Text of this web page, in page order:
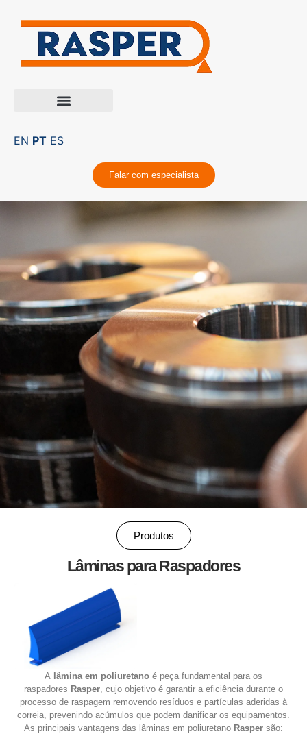
EN PT ES
Falar com especialista
Produtos
Lâminas para Raspadores
A lâmina em poliuretano é peça fundamental para os
raspadores Rasper, cujo objetivo é garantir a eficiência durante o
processo de raspagem removendo resíduos e partículas aderidas à
correia, prevenindo acúmulos que podem danificar os equipamentos.
As principais vantagens das lâminas em poliuretano Rasper são: